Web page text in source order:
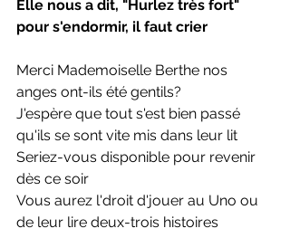
Elle nous a dit, "Hurlez très fort"
pour s'endormir, il faut crier
Merci Mademoiselle Berthe nos
anges ont-ils été gentils?
J'espère que tout s'est bien passé
qu'ils se sont vite mis dans leur lit
Seriez-vous disponible pour revenir
dès ce soir
Vous aurez l'droit d'jouer au Uno ou
de leur lire deux-trois histoires